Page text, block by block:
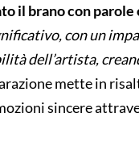
il brano con parole
con un
dell’artista,
mette in
sincere